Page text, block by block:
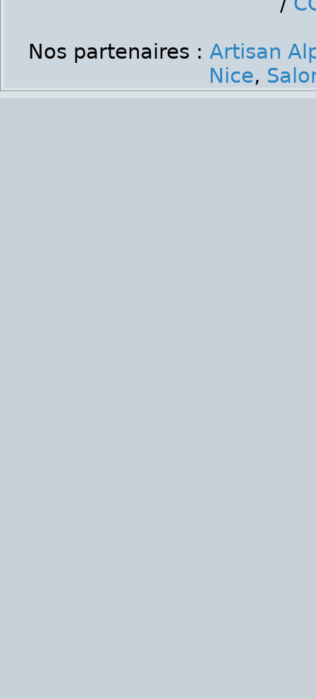
Nos partenaires : Artisan
Nice,